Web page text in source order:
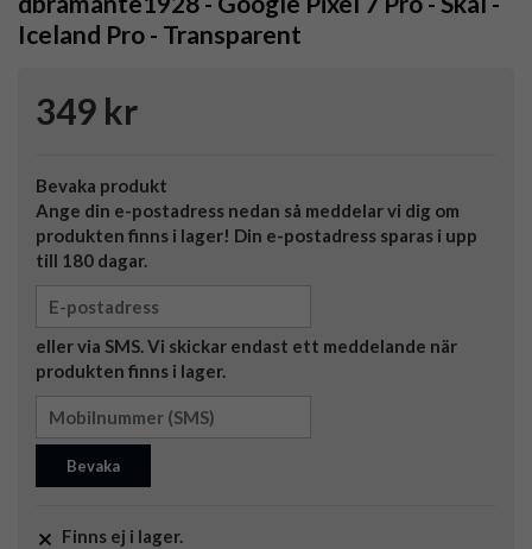
Iceland Pro - Transparent
349 kr
Bevaka produkt
Ange din e-postadress nedan så meddelar vi dig om
produkten finns i lager! Din e-postadress sparas i upp
till 180 dagar.
eller via SMS. Vi skickar endast ett meddelande när
produkten finns i lager.
Bevaka
Finns ej i lager.